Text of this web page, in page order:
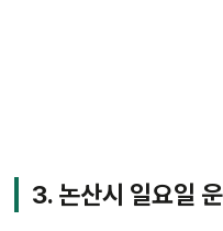
3. 논산시 일요일